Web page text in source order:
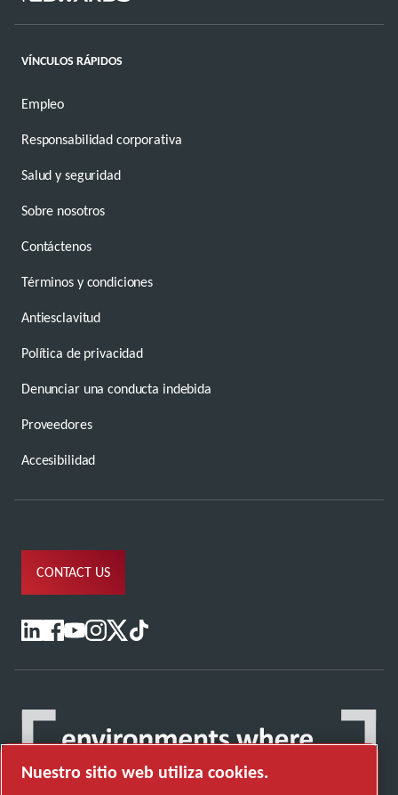
VÍNCULOS RÁPIDOS
Empleo
Responsabilidad corporativa
Salud y seguridad
Sobre nosotros
Contáctenos
Términos y condiciones
Antiesclavitud
Política de privacidad
Denunciar una conducta indebida
Proveedores
Accesibilidad
CONTACT US
Nuestro sitio web utiliza cookies.